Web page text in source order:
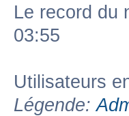
Le record du
03:55
Utilisateurs
Légende: